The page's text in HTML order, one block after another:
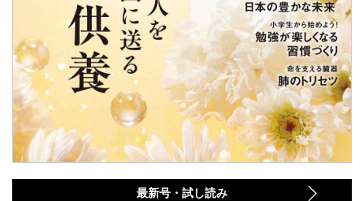
最新号・試し読み